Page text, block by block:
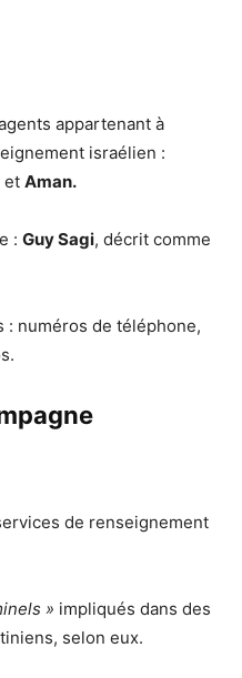
appartenant à
israélien :
et Aman.
: Guy Sagi, décrit comme
: numéros de téléphone,
de renseignement
» impliqués dans des
selon eux.